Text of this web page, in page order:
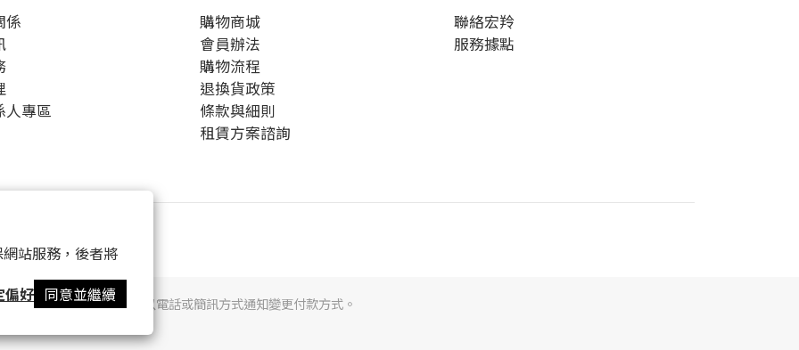
站服務，後者將
偏好 同意並繼續
係
人專區
購物商城
會員辦法
購物流程
退換貨政策
條款與細則
租賃方案諮詢
聯絡宏羚
服務據點
提醒您，我們不會以電話或簡訊方式通知變更付款方式。